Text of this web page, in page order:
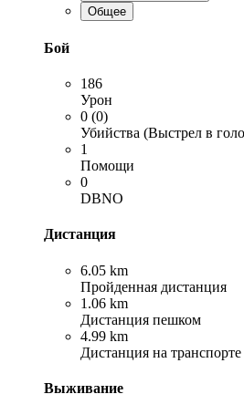
Общее
Бой
186
Урон
0 (0)
Убийства (Выстрел в
1
Помощи
0
DBNO
Дистанция
6.05 km
Пройденная дистанция
1.06 km
Дистанция пешком
4.99 km
Дистанция на транспорте
Выживание